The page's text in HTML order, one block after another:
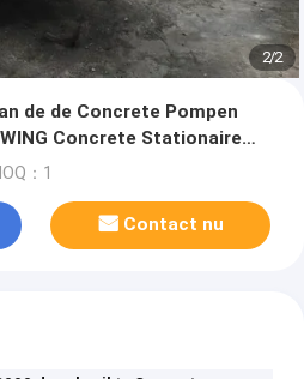
2/2
de de Concrete Pompen
Concrete Stationaire
gemaakt
：1
Contact nu